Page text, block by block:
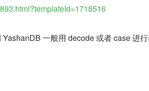
一般用 decode 或者 case 进